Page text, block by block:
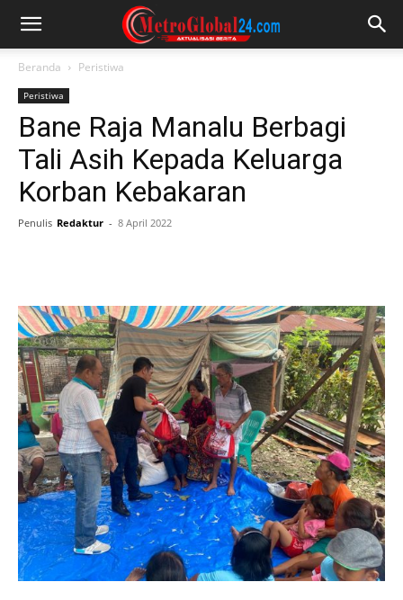
Beranda Peristiwa
Peristiwa
Bane Raja Manalu Berbagi
Tali Asih Kepada Keluarga
Korban Kebakaran
Penulis Redaktur - 8 April 2022